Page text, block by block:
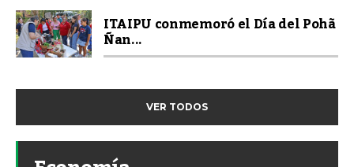
ITAIPU conmemoró el Día del Pohã
Ñan...
VER TODOS